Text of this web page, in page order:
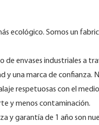
ecológico. Somos un
de envases industriales a
y una marca de confianza.
respetuosas con el
y menos contaminación.
y garantía de 1 año son